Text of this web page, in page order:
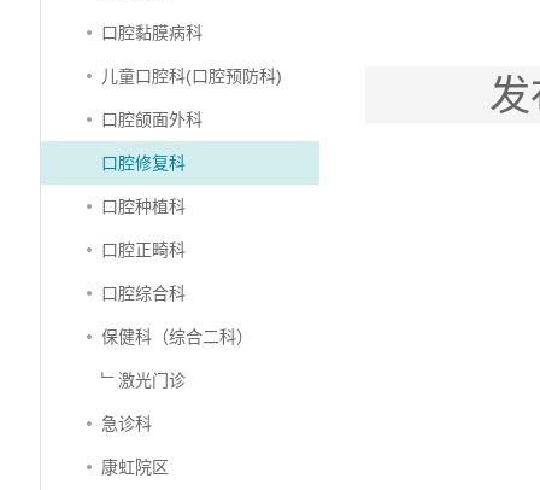
口腔黏膜病科
儿童口腔科(口腔预防科)
口腔颌面外科
口腔修复科
口腔种植科
口腔正畸科
口腔综合科
保健科（综合二科）
﹂激光门诊
急诊科
康虹院区